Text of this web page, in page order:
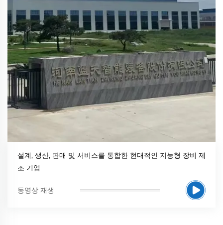
설계, 생산, 판매 및 서비스를 통합한 현대적인 지능형 장비 제
조 기업
동영상 재생